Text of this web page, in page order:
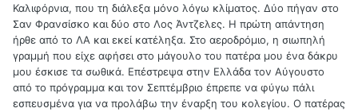
Καλιφόρνια, που τη διάλεξα μόνο λόγω κλίματος. Δύο πήγαν στο
Σαν Φρανσίσκο και δύο στο Λος Άντζελες. Η πρώτη απάντηση
ήρθε από το ΛΑ και εκεί κατέληξα. Στο αεροδρόμιο, η σιωπηλή
γραμμή που είχε αφήσει στο μάγουλο του πατέρα μου ένα δάκρυ
μου έσκισε τα σωθικά. Επέστρεψα στην Ελλάδα τον Αύγουστο
από το πρόγραμμα και τον Σεπτέμβριο έπρεπε να φύγω πάλι
εσπευσμένα για να προλάβω την έναρξη του κολεγίου. Ο πατέρας